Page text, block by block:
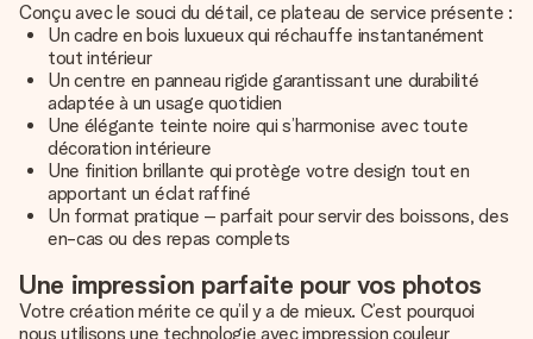
Conçu avec le souci du détail, ce plateau de service présente :
Un cadre en bois luxueux qui réchauffe instantanément
tout intérieur
Un centre en panneau rigide garantissant une durabilité
adaptée à un usage quotidien
Une élégante teinte noire qui s’harmonise avec toute
décoration intérieure
Une finition brillante qui protège votre design tout en
apportant un éclat raffiné
Un format pratique – parfait pour servir des boissons, des
en-cas ou des repas complets
Une impression parfaite pour vos photos
Votre création mérite ce qu’il y a de mieux. C’est pourquoi
nous utilisons une technologie avec impression couleur